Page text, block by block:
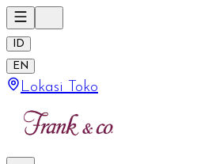
ID
EN
Lokasi Toko